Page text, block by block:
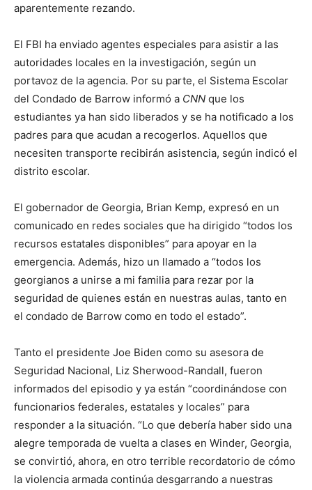
aparentemente rezando.
El FBI ha enviado agentes especiales para asistir a las
autoridades locales en la investigación, según un
portavoz de la agencia. Por su parte, el Sistema Escolar
del Condado de Barrow informó a CNN que los
estudiantes ya han sido liberados y se ha notificado a los
padres para que acudan a recogerlos. Aquellos que
necesiten transporte recibirán asistencia, según indicó el
distrito escolar.
El gobernador de Georgia, Brian Kemp, expresó en un
comunicado en redes sociales que ha dirigido “todos los
recursos estatales disponibles” para apoyar en la
emergencia. Además, hizo un llamado a “todos los
georgianos a unirse a mi familia para rezar por la
seguridad de quienes están en nuestras aulas, tanto en
el condado de Barrow como en todo el estado”.
Tanto el presidente Joe Biden como su asesora de
Seguridad Nacional, Liz Sherwood-Randall, fueron
informados del episodio y ya están “coordinándose con
funcionarios federales, estatales y locales” para
responder a la situación. “Lo que debería haber sido una
alegre temporada de vuelta a clases en Winder, Georgia,
se convirtió, ahora, en otro terrible recordatorio de cómo
la violencia armada continúa desgarrando a nuestras